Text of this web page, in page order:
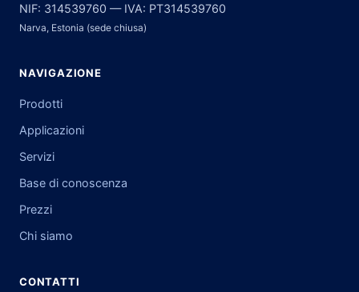
NIF: 314539760 — IVA: PT314539760
Narva, Estonia (sede chiusa)
NAVIGAZIONE
Prodotti
Applicazioni
Servizi
Base di conoscenza
Prezzi
Chi siamo
CONTATTI